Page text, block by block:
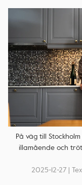
På väg till
illamående och
2025-12-27 |